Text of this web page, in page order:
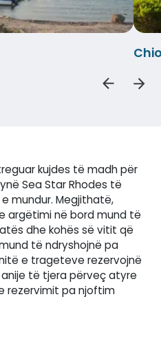
kujdes të madh për
Sea Star Rhodes të
mundur. Megjithatë,
argëtimi në bord mund të
dhe kohës së vitit që
të ndryshojnë pa
e trageteve rezervojnë
të tjera përveç atyre
rezervimit pa njoftim